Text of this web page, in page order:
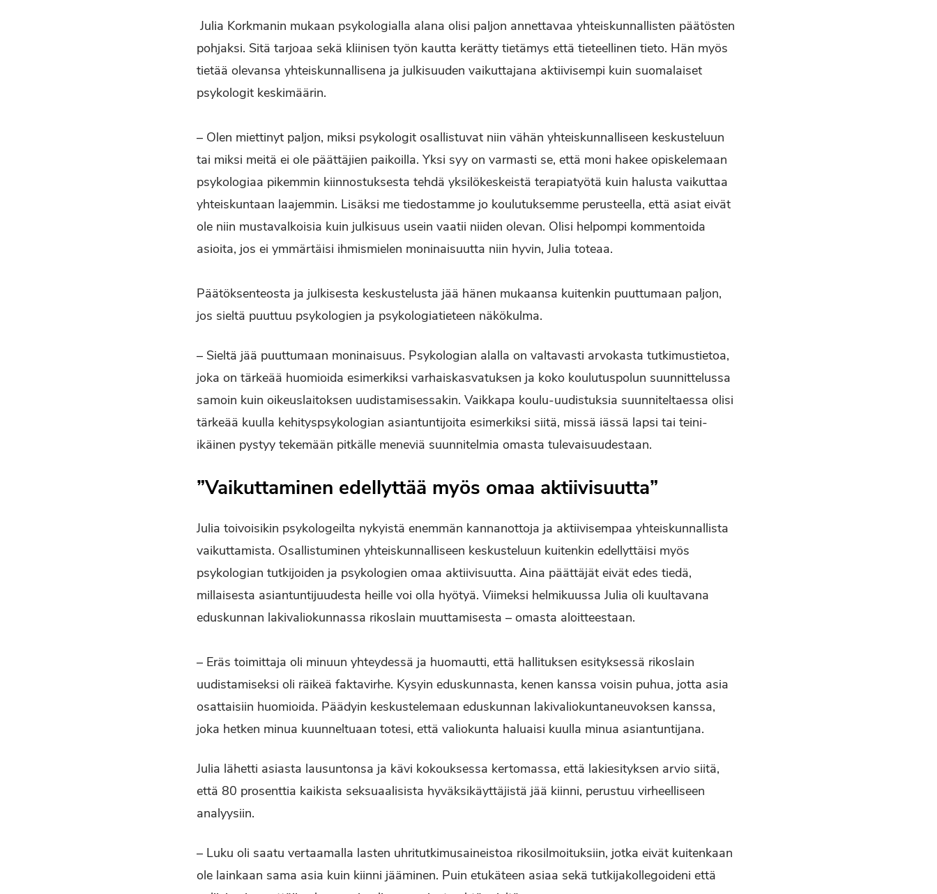
Julia Korkmanin mukaan psykologialla alana olisi paljon annettavaa yhteiskunnallisten päätösten
pohjaksi. Sitä tarjoaa sekä kliinisen työn kautta kerätty tietämys että tieteellinen tieto. Hän myös
tietää olevansa yhteiskunnallisena ja julkisuuden vaikuttajana aktiivisempi kuin suomalaiset
psykologit keskimäärin.
– Olen miettinyt paljon, miksi psykologit osallistuvat niin vähän yhteiskunnalliseen keskusteluun
tai miksi meitä ei ole päättäjien paikoilla. Yksi syy on varmasti se, että moni hakee opiskelemaan
psykologiaa pikemmin kiinnostuksesta tehdä yksilökeskeistä terapiatyötä kuin halusta vaikuttaa
yhteiskuntaan laajemmin. Lisäksi me tiedostamme jo koulutuksemme perusteella, että asiat eivät
ole niin mustavalkoisia kuin julkisuus usein vaatii niiden olevan. Olisi helpompi kommentoida
asioita, jos ei ymmärtäisi ihmismielen moninaisuutta niin hyvin, Julia toteaa.
Päätöksenteosta ja julkisesta keskustelusta jää hänen mukaansa kuitenkin puuttumaan paljon,
jos sieltä puuttuu psykologien ja psykologiatieteen näkökulma.
– Sieltä jää puuttumaan moninaisuus. Psykologian alalla on valtavasti arvokasta tutkimustietoa,
joka on tärkeää huomioida esimerkiksi varhaiskasvatuksen ja koko koulutuspolun suunnittelussa
samoin kuin oikeuslaitoksen uudistamisessakin. Vaikkapa koulu-uudistuksia suunniteltaessa olisi
tärkeää kuulla kehityspsykologian asiantuntijoita esimerkiksi siitä, missä iässä lapsi tai teini-
ikäinen pystyy tekemään pitkälle meneviä suunnitelmia omasta tulevaisuudestaan.
”Vaikuttaminen edellyttää myös omaa aktiivisuutta”
Julia toivoisikin psykologeilta nykyistä enemmän kannanottoja ja aktiivisempaa yhteiskunnallista
vaikuttamista. Osallistuminen yhteiskunnalliseen keskusteluun kuitenkin edellyttäisi myös
psykologian tutkijoiden ja psykologien omaa aktiivisuutta. Aina päättäjät eivät edes tiedä,
millaisesta asiantuntijuudesta heille voi olla hyötyä. Viimeksi helmikuussa Julia oli kuultavana
eduskunnan lakivaliokunnassa rikoslain muuttamisesta – omasta aloitteestaan.
– Eräs toimittaja oli minuun yhteydessä ja huomautti, että hallituksen esityksessä rikoslain
uudistamiseksi oli räikeä faktavirhe. Kysyin eduskunnasta, kenen kanssa voisin puhua, jotta asia
osattaisiin huomioida. Päädyin keskustelemaan eduskunnan lakivaliokuntaneuvoksen kanssa,
joka hetken minua kuunneltuaan totesi, että valiokunta haluaisi kuulla minua asiantuntijana.
Julia lähetti asiasta lausuntonsa ja kävi kokouksessa kertomassa, että lakiesityksen arvio siitä,
että 80 prosenttia kaikista seksuaalisista hyväksikäyttäjistä jää kiinni, perustuu virheelliseen
analyysiin.
– Luku oli saatu vertaamalla lasten uhritutkimusaineistoa rikosilmoituksiin, jotka eivät kuitenkaan
ole lainkaan sama asia kuin kiinni jääminen. Puin etukäteen asiaa sekä tutkijakollegoideni että